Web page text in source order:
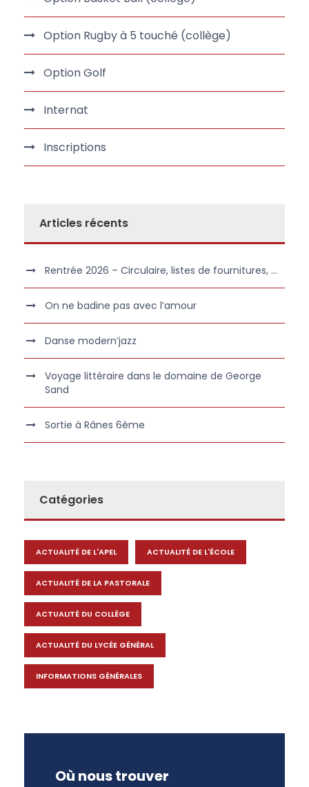
Option Rugby à 5 touché (collège)
Option Golf
Internat
Inscriptions
Articles récents
Rentrée 2026 – Circulaire, listes de fournitures, …
On ne badine pas avec l’amour
Danse modern’jazz
Voyage littéraire dans le domaine de George
Sand
Sortie à Rânes 6ème
Catégories
ACTUALITÉ DE L'APEL ACTUALITÉ DE L'ÉCOLE
ACTUALITÉ DE LA PASTORALE
ACTUALITÉ DU COLLÈGE
ACTUALITÉ DU LYCÉE GÉNÉRAL
INFORMATIONS GÉNÉRALES
Où nous trouver